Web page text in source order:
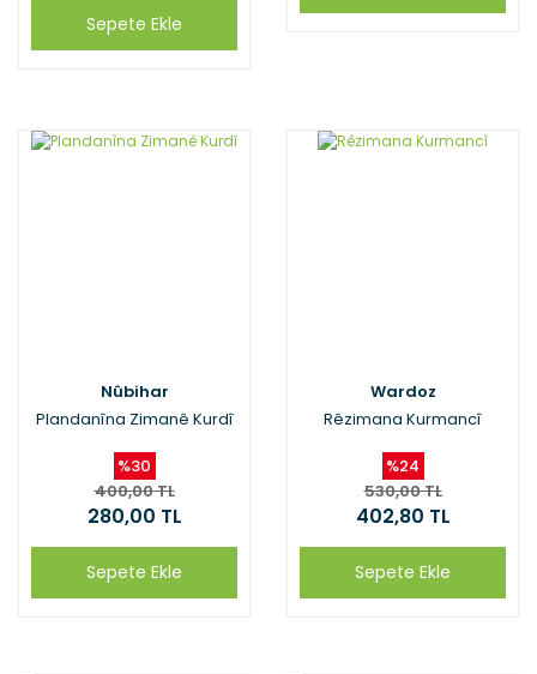
Sepete Ekle
Nûbihar
Plandanîna Zimanê Kurdî
%30
400,00 TL
280,00 TL
Sepete Ekle
Wardoz
Rêzimana Kurmancî
%24
530,00 TL
402,80 TL
Sepete Ekle